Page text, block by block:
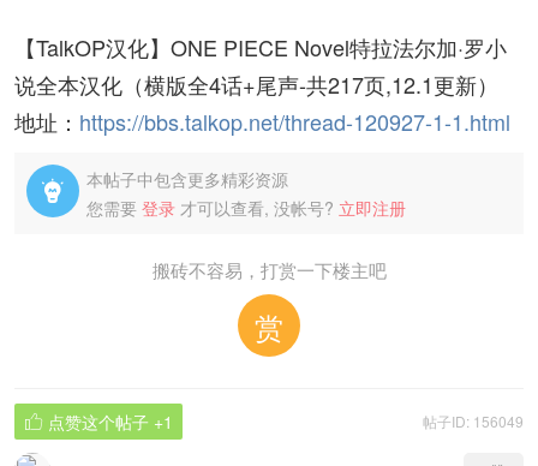
【TalkOP汉化】ONE PIECE Novel特拉法尔加·罗小
说全本汉化（横版全4话+尾声-共217页,12.1更新）
地址： https://bbs.talkop.net/thread-120927-1-1.html

本帖子中包含更多精彩资源
您需要 登录 才可以查看, 没帐号? 立即注册
搬砖不容易，打赏一下楼主吧
赏
帖子ID: 156049
 点赞这个帖子 +1